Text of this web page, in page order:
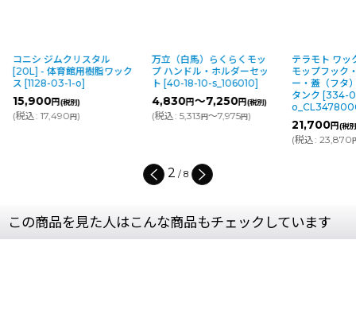
コニシ ジムクリスタル
[20L] - 体育館用樹脂ワック
ス [1128-03-1-o]
15,900円(税別)
(税込: 17,490円)
万立（白馬）らくらくモッ
プ ハンドル・ホルダーセッ
ト [40-18-10-s_106010]
4,830円～7,250円(税別)
(税込: 5,313円～7,975円)
テラモト ワッ
モップフック
ー・蓋（フタ
タンク [334-
21,700円(税
(税込: 23,870
2 / 8
この商品を見た人はこんな商品もチェックしています